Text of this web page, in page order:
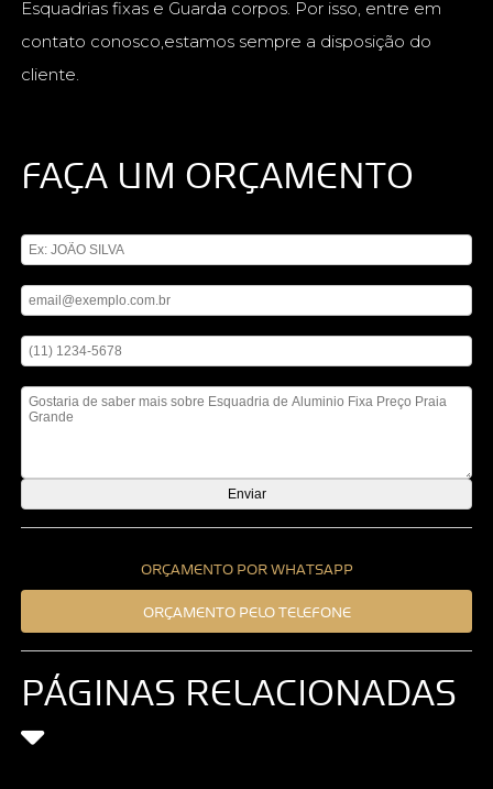
Esquadrias fixas e Guarda corpos. Por isso, entre em
contato conosco,estamos sempre a disposição do
cliente.
FAÇA UM ORÇAMENTO
ORÇAMENTO POR WHATSAPP
ORÇAMENTO PELO TELEFONE
PÁGINAS RELACIONADAS